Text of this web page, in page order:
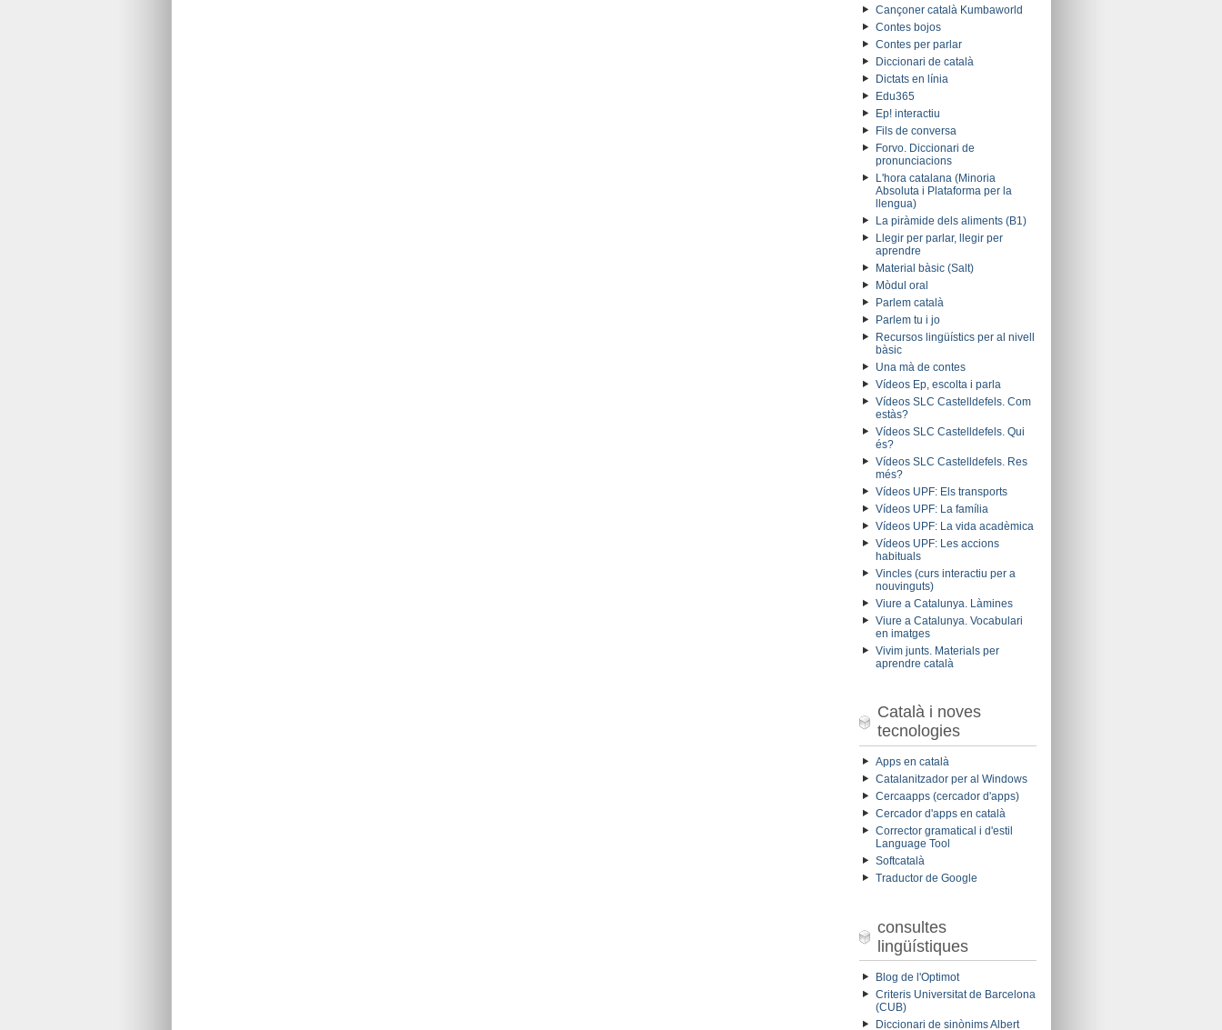
Cançoner català Kumbaworld
Contes bojos
Contes per parlar
Diccionari de català
Dictats en línia
Edu365
Ep! interactiu
Fils de conversa
Forvo. Diccionari de
pronunciacions
L'hora catalana (Minoria
Absoluta i Plataforma per la
llengua)
La piràmide dels aliments (B1)
Llegir per parlar, llegir per
aprendre
Material bàsic (Salt)
Mòdul oral
Parlem català
Parlem tu i jo
Recursos lingüístics per al nivell
bàsic
Una mà de contes
Vídeos Ep, escolta i parla
Vídeos SLC Castelldefels. Com
estàs?
Vídeos SLC Castelldefels. Qui
és?
Vídeos SLC Castelldefels. Res
més?
Vídeos UPF: Els transports
Vídeos UPF: La família
Vídeos UPF: La vida acadèmica
Vídeos UPF: Les accions
habituals
Vincles (curs interactiu per a
nouvinguts)
Viure a Catalunya. Làmines
Viure a Catalunya. Vocabulari
en imatges
Vivim junts. Materials per
aprendre català
Català i noves
tecnologies
Apps en català
Catalanitzador per al Windows
Cercaapps (cercador d'apps)
Cercador d'apps en català
Corrector gramatical i d'estil
Language Tool
Softcatalà
Traductor de Google
consultes
lingüístiques
Blog de l'Optimot
Criteris Universitat de Barcelona
(CUB)
Diccionari de sinònims Albert